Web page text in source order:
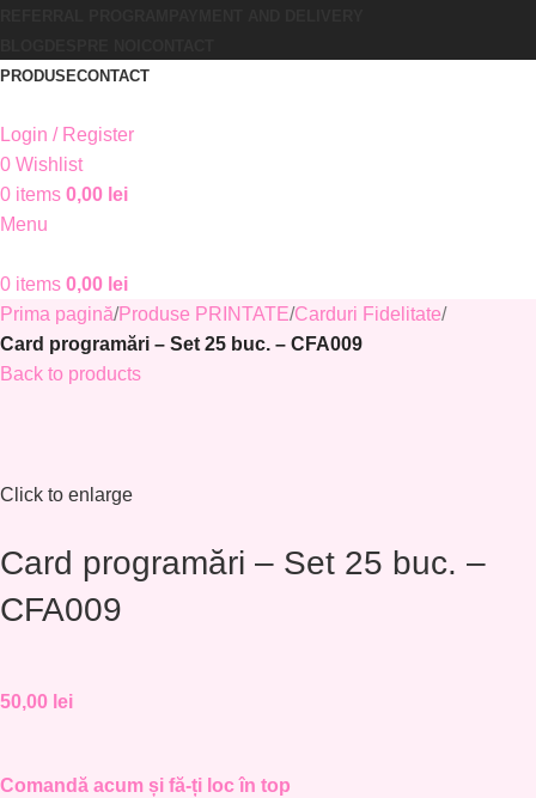
PRODUSECONTACT
Login / Register
0 Wishlist
0 items 0,00 lei
Menu
0 items 0,00 lei
Prima pagină Produse PRINTATE Carduri Fidelitate
Card programări – Set 25 buc. – CFA009
Back to products
Click to enlarge
Card programări – Set 25 buc. –
CFA009
50,00 lei
Comandă acum și fă-ți loc în top